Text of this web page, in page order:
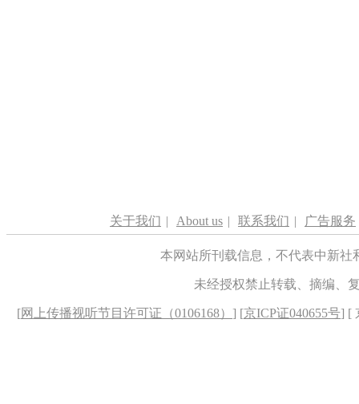
关于我们 | About us | 联系我们 | 广告服务
本网站所刊载信息，不代表中新
未经授权禁止转载、摘编、
[网上传播视听节目许可证（0106168） ] [京ICP证040655号] [